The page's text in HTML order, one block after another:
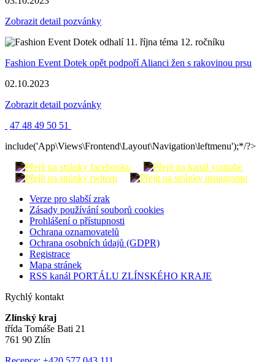
Zobrazit detail pozvánky
Fashion Event Dotek opět podpoří Alianci žen s rakovinou prsu
02.10.2023
Zobrazit detail pozvánky
47 48 49 50 51
include('App\Views\Frontend\Layout\Navigation\leftmenu');*/?>
Verze pro slabší zrak
Zásady používání souborů cookies
Prohlášení o přístupnosti
Ochrana oznamovatelů
Ochrana osobních údajů (GDPR)
Registrace
Mapa stránek
RSS kanál PORTÁLU ZLÍNSKÉHO KRAJE
Rychlý kontakt
Zlínský kraj
třída Tomáše Bati 21
761 90 Zlín